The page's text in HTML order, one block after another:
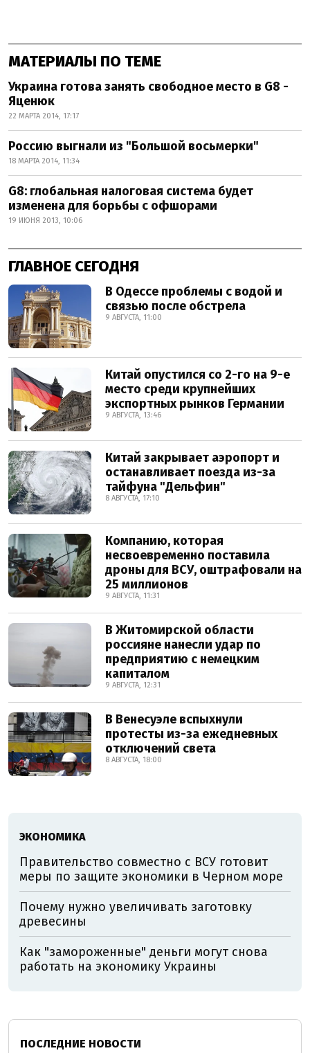
МАТЕРИАЛЫ ПО ТЕМЕ
Украина готова занять свободное место в G8 -
Яценюк
22 МАРТА 2014, 17:17
Россию выгнали из "Большой восьмерки"
18 МАРТА 2014, 11:34
G8: глобальная налоговая система будет
изменена для борьбы с офшорами
19 ИЮНЯ 2013, 10:06
ГЛАВНОЕ СЕГОДНЯ
В Одессе проблемы с водой и
связью после обстрела
9 АВГУСТА, 11:00
Китай опустился со 2-го на 9-е
место среди крупнейших
экспортных рынков Германии
9 АВГУСТА, 13:46
Китай закрывает аэропорт и
останавливает поезда из-за
тайфуна "Дельфин"
8 АВГУСТА, 17:10
Компанию, которая
несвоевременно поставила
дроны для ВСУ, оштрафовали на
25 миллионов
9 АВГУСТА, 11:31
В Житомирской области
россияне нанесли удар по
предприятию с немецким
капиталом
9 АВГУСТА, 12:31
В Венесуэле вспыхнули
протесты из-за ежедневных
отключений света
8 АВГУСТА, 18:00
ЭКОНОМИКА
Правительство совместно с ВСУ готовит
меры по защите экономики в Черном море
Почему нужно увеличивать заготовку
древесины
Как "замороженные" деньги могут снова
работать на экономику Украины
ПОСЛЕДНИЕ НОВОСТИ